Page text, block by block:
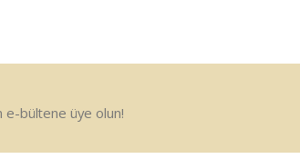
e-bültene üye olun!